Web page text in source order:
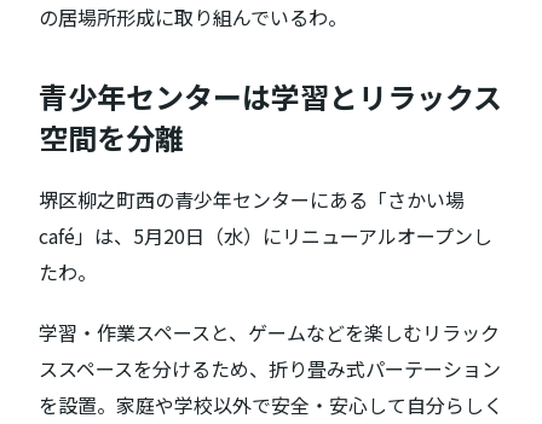
の居場所形成に取り組んでいるわ。
青少年センターは学習とリラックス
空間を分離
堺区柳之町西の青少年センターにある「さかい場
café」は、5月20日（水）にリニューアルオープンし
たわ。
学習・作業スペースと、ゲームなどを楽しむリラック
ススペースを分けるため、折り畳み式パーテーション
を設置。家庭や学校以外で安全・安心して自分らしく